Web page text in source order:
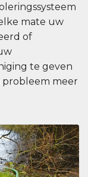
mate uw
of
te geven
probleem meer